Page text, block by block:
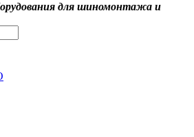
для шиномонтажа и